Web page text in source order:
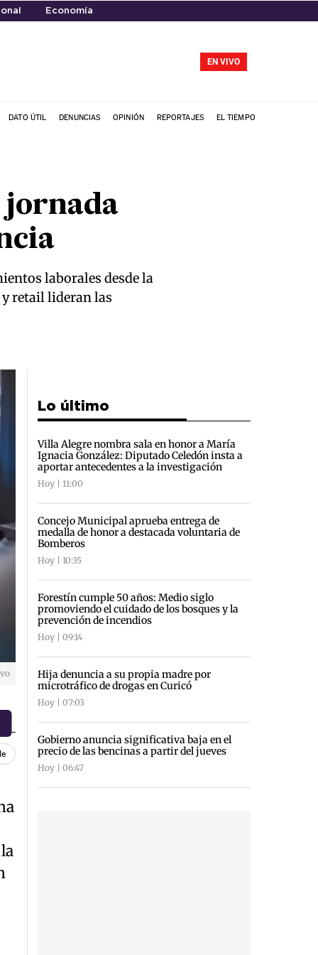
Economía
EN VIVO
DATO ÚTIL DENUNCIAS OPINIÓN REPORTAJES EL TIEMPO
jornada
laborales desde la
retail lideran las
Lo último
Villa Alegre nombra sala en honor a María
Ignacia González: Diputado Celedón insta a
aportar antecedentes a la investigación
Hoy | 11:00
Concejo Municipal aprueba entrega de
medalla de honor a destacada voluntaria de
Bomberos
Hoy | 10:35
Forestín cumple 50 años: Medio siglo
promoviendo el cuidado de los bosques y la
prevención de incendios
Hoy | 09:14
Hija denuncia a su propia madre por
microtráfico de drogas en Curicó
Hoy | 07:03
Gobierno anuncia significativa baja en el
precio de las bencinas a partir del jueves
Hoy | 06:47